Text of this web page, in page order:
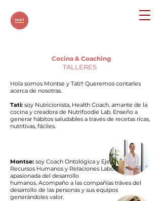
Cocina & Coaching
TALLERES
Hola somos Montse y Tati!! Queremos contarles
acerca de nosotras.
Tati: soy Nutricionista, Health Coach, amante de la
cocina y creadora de Nutrifoodie Lab. Enseño a
generar hábitos saludables a través de recetas ricas,
nutritivas, fáciles.
Montse: soy Coach Ontológica y Ejecutiva, Lic. en
Recursos Humanos y Relaciones Laborales;
apasionada del desarrollo
humanos. Acompaño a las compañías tráves del
desarrollo de las personas y sus equipos
generándoles valor.